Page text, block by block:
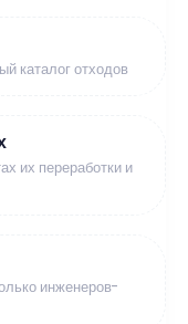
каталог отходов
их переработки и
инженеров-